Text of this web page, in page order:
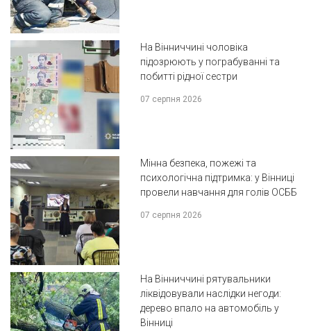
На Вінниччині чоловіка
підозрюють у пограбуванні та
побитті рідної сестри
07 серпня 2026
Мінна безпека, пожежі та
психологічна підтримка: у Вінниці
провели навчання для голів ОСББ
07 серпня 2026
На Вінниччині рятувальники
ліквідовували наслідки негоди:
дерево впало на автомобіль у
Вінниці